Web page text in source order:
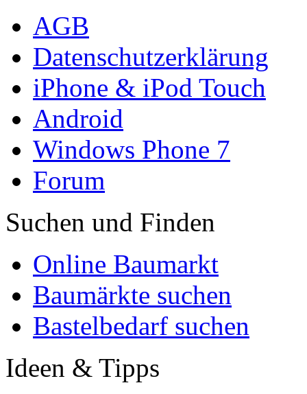
AGB
Datenschutzerklärung
iPhone & iPod Touch
Android
Windows Phone 7
Forum
Suchen und Finden
Online Baumarkt
Baumärkte suchen
Bastelbedarf suchen
Ideen & Tipps